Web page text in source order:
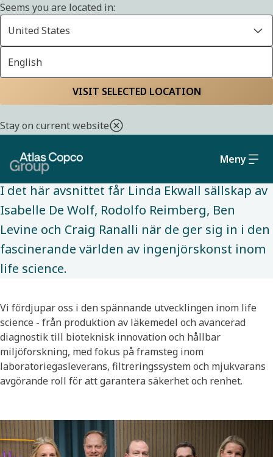
Seems you are located in:
United States
English
VISIT SELECTED LOCATION
Stay on current website
Meny
TECHTALKS
Precision i världsklass:
Formar framtidens life
science
I det här avsnittet får Linda Ekwall sällskap av
Isabelle De Wolf, Rodolfo Reimberg, Ben
Levine och Craig Ranalli när de ger sig in i den
fascinerande världen av ingenjörskonst inom
life science.
Vi fördjupar oss i den spännande utvecklingen inom life
science - från produktion av läkemedel och avancerad
diagnostik till bioteknisk innovation och hållbar
miljöforskning, med fokus på framsteg inom
laboratoriegasleverans, filtreringssystem och mjukvarans
avgörande roll för att garantera säkerhet och renhet.